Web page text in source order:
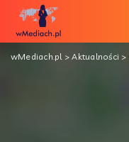
wMediach.pl>Aktualności >